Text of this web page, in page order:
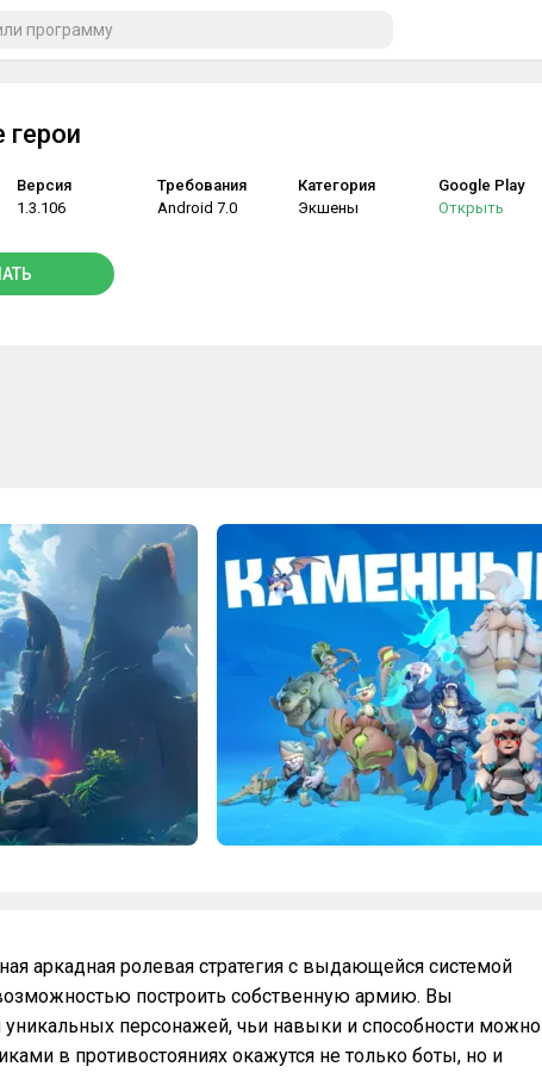
Версия
1.3.106
Требования
Android 7.0
Категория
Экшены
Google Play
Открыть
аркадная ролевая стратегия с выдающейся системой
построить собственную армию. Вы
персонажей, чьи навыки и способности можно
в противостояниях окажутся не только боты, но и